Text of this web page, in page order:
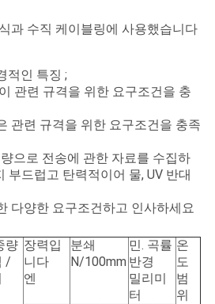
과 수직 케이블링에 사용했습니다
적인 특징 ;
관련 규격을 위한 요구조건을 충
관련 규격을 위한 요구조건을 충족
으로 전송에 관한 자료를 수집하
부드럽고 탄력적이어 물, UV 반대
다양한 요구조건하고 인사하세요
량
/
장력입
니다
엔
분쇄
N/100mm
민. 곡률
반경
밀리미
터
온
도
범
위